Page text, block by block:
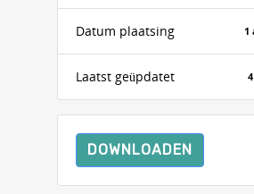
Datum plaatsing 1
Laatst geüpdatet
DOWNLOADEN